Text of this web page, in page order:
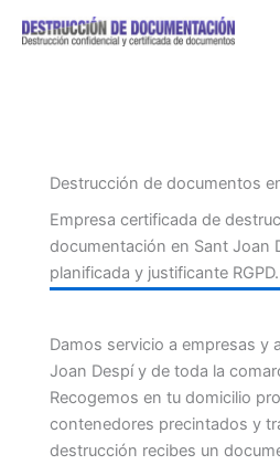
Destrucción de documentos
Empresa certificada de
documentación en Sant Joan
planificada y justificante RGPD.
Damos servicio a empresas y
Joan Despí y de toda la
Recogemos en tu domicilio
contenedores precintados y
destrucción recibes un